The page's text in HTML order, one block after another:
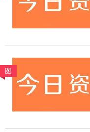
图